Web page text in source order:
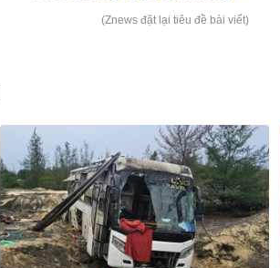
(Znews đặt lại tiêu đề bài viết)